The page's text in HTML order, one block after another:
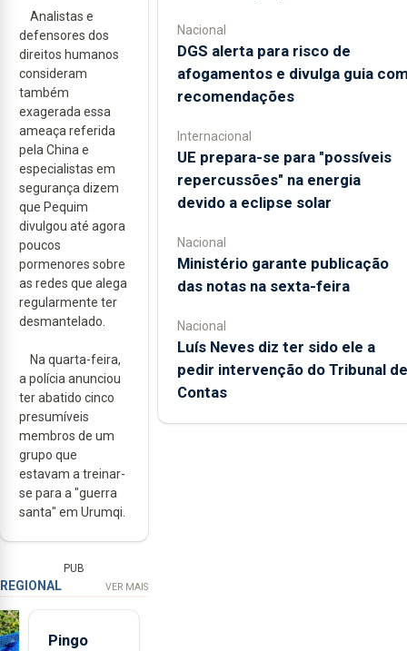
Analistas e
defensores dos
direitos humanos
consideram
também
exagerada essa
ameaça referida
pela China e
especialistas em
segurança dizem
que Pequim
divulgou até agora
poucos
pormenores sobre
as redes que alega
regularmente ter
desmantelado.
Na quarta-feira,
a polícia anunciou
ter abatido cinco
presumíveis
membros de um
grupo que
estavam a treinar-
se para a "guerra
santa" em Urumqi.
PUB
REGIONAL VER MAIS
Pingo
Nacional
DGS alerta para risco de
afogamentos e divulga guia
recomendações
Internacional
UE prepara-se para "possíveis
repercussões" na energia
devido a eclipse solar
Nacional
Ministério garante publicação
das notas na sexta-feira
Nacional
Luís Neves diz ter sido ele a
pedir intervenção do Tribunal de
Contas